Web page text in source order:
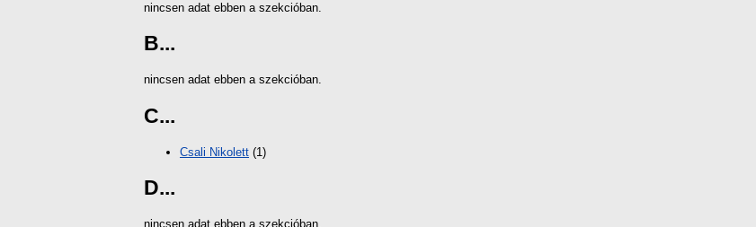
nincsen adat ebben a szekcióban.
B...
nincsen adat ebben a szekcióban.
C...
Csali Nikolett (1)
D...
nincsen adat ebben a szekcióban.